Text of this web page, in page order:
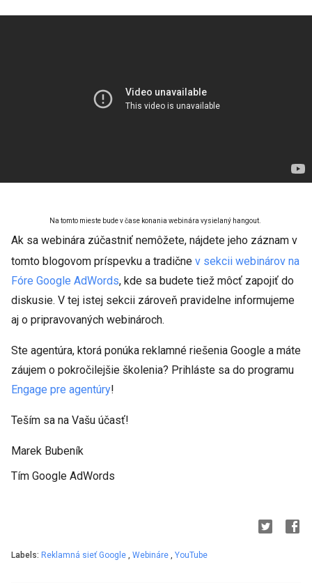
Na tomto mieste bude v čase konania webinára vysielaný hangout.
Ak sa webinára zúčastniť nemôžete, nájdete jeho záznam v
tomto blogovom príspevku a tradične v sekcii webinárov na
Fóre Google AdWords, kde sa budete tiež môcť zapojiť do
diskusie. V tej istej sekcii zároveň pravidelne informujeme
aj o pripravovaných webinároch.
Ste agentúra, ktorá ponúka reklamné riešenia Google a máte
záujem o pokročilejšie školenia? Prihláste sa do programu
Engage pre agentúry!
Teším sa na Vašu účasť!
Marek Bubeník
Tím Google AdWords
Labels: Reklamná sieť Google , Webináre , YouTube